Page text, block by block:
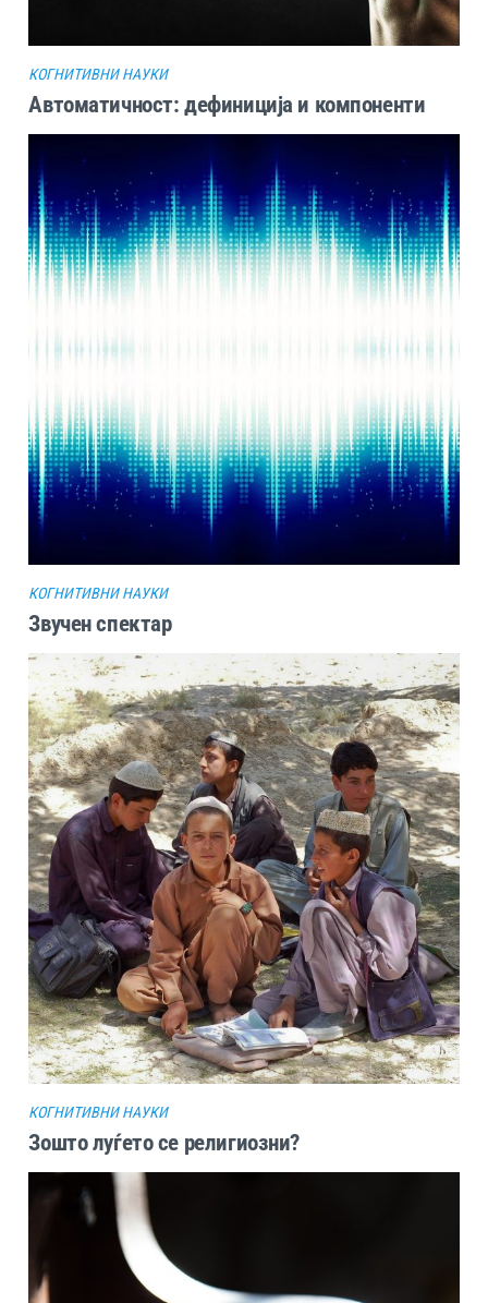
КОГНИТИВНИ НАУКИ
Автоматичност: дефиниција и компоненти
КОГНИТИВНИ НАУКИ
Звучен спектар
КОГНИТИВНИ НАУКИ
Зошто луѓето се религиозни?